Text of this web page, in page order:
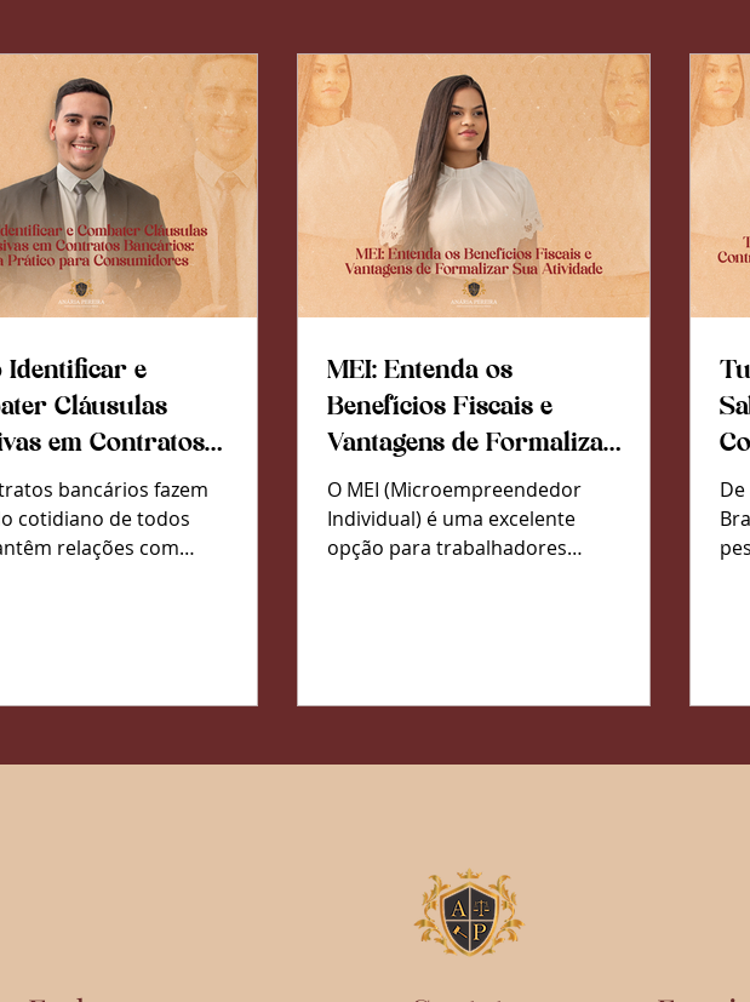
Identificar e
Cláusulas
em Contratos
Guia
para Proteger
bancários fazem
cotidiano de todos
relações com
MEI: Entenda os
Benefícios Fiscais e
Vantagens de Formalizar
Sua Atividade
O MEI (Microempreendedor
Individual) é uma excelente
opção para trabalhadores